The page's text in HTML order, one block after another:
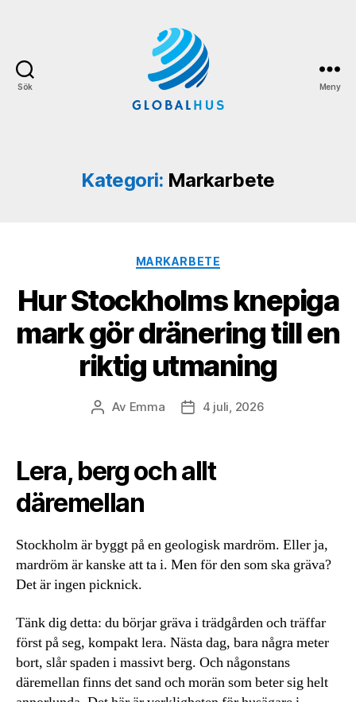
Sök Meny
Kategori: Markarbete
Kategorier
MARKARBETE
Hur Stockholms knepiga
mark gör dränering till en
riktig utmaning
Inläggsförfattare
Av Emma Inläggsdatum
4 juli, 2026
Lera, berg och allt
däremellan
Stockholm är byggt på en geologisk mardröm. Eller ja,
mardröm är kanske att ta i. Men för den som ska gräva?
Det är ingen picknick.
Tänk dig detta: du börjar gräva i trädgården och träffar
först på seg, kompakt lera. Nästa dag, bara några meter
bort, slår spaden i massivt berg. Och någonstans
däremellan finns det sand och morän som beter sig helt